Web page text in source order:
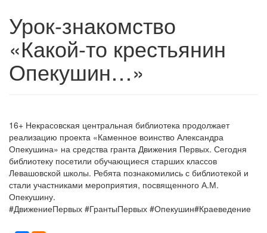
Урок-знакомство
«Какой-то крестьянин
Опекушин…»
16+ Некрасовская центральная библиотека продолжает
реализацию проекта «Каменное воинство Александра
Опекушина» на средства гранта Движения Первых. Сегодня
библиотеку посетили обучающиеся старших классов
Левашовской школы. Ребята познакомились с библиотекой и
стали участниками мероприятия, посвященного А.М.
Опекушину.
#ДвижениеПервых #ГрантыПервых #Опекушин#Краеведение